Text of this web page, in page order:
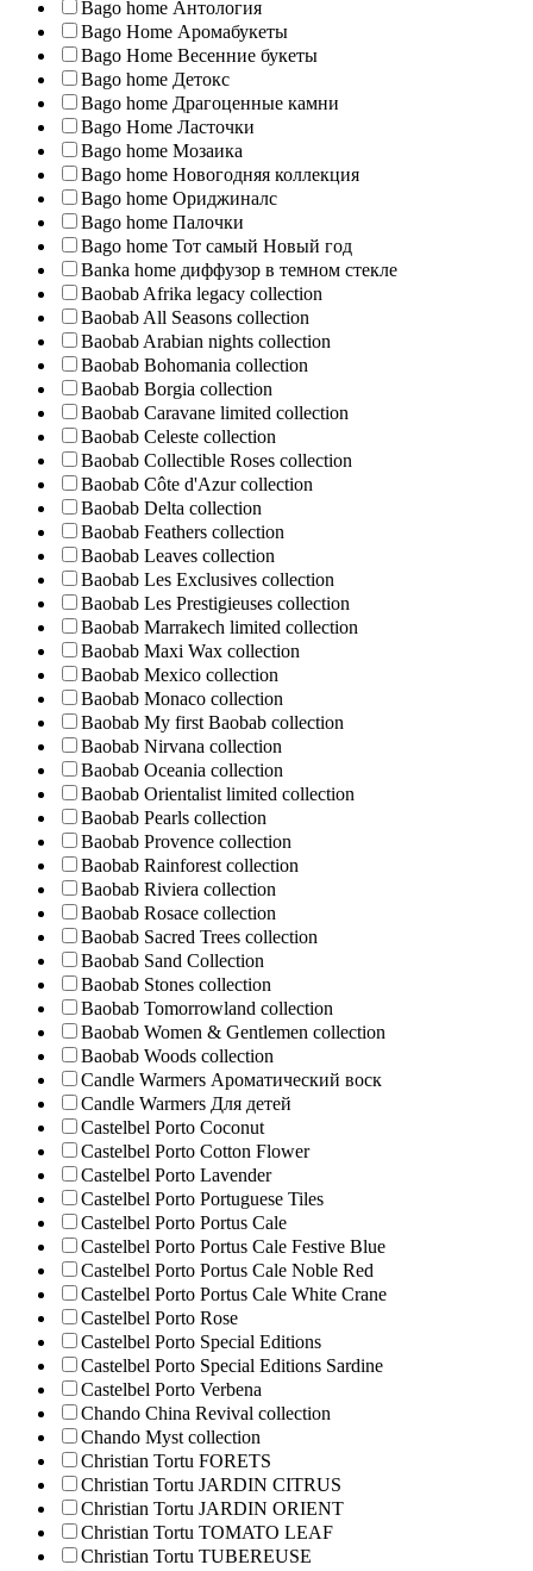
Bago home Антология
Bago Home Аромабукеты
Bago Home Весенние букеты
Bago home Детокс
Bago home Драгоценные камни
Bago Home Ласточки
Bago home Мозаика
Bago home Новогодняя коллекция
Bago home Ориджиналс
Bago home Палочки
Bago home Тот самый Новый год
Banka home диффузор в темном стекле
Baobab Afrika legacy collection
Baobab All Seasons collection
Baobab Arabian nights collection
Baobab Bohomania collection
Baobab Borgia collection
Baobab Caravane limited collection
Baobab Celeste collection
Baobab Collectible Roses collection
Baobab Côte d'Azur collection
Baobab Delta collection
Baobab Feathers collection
Baobab Leaves collection
Baobab Les Exclusives collection
Baobab Les Prestigieuses collection
Baobab Marrakech limited collection
Baobab Maxi Wax collection
Baobab Mexico collection
Baobab Monaco collection
Baobab My first Baobab collection
Baobab Nirvana collection
Baobab Oceania collection
Baobab Orientalist limited collection
Baobab Pearls collection
Baobab Provence collection
Baobab Rainforest collection
Baobab Riviera collection
Baobab Rosace collection
Baobab Sacred Trees collection
Baobab Sand Collection
Baobab Stones collection
Baobab Tomorrowland collection
Baobab Women & Gentlemen collection
Baobab Woods collection
Candle Warmers Ароматический воск
Candle Warmers Для детей
Castelbel Porto Coconut
Castelbel Porto Cotton Flower
Castelbel Porto Lavender
Castelbel Porto Portuguese Tiles
Castelbel Porto Portus Cale
Castelbel Porto Portus Cale Festive Blue
Castelbel Porto Portus Cale Noble Red
Castelbel Porto Portus Cale White Crane
Castelbel Porto Rose
Castelbel Porto Special Editions
Castelbel Porto Special Editions Sardine
Castelbel Porto Verbena
Chando China Revival collection
Chando Myst collection
Christian Tortu FORETS
Christian Tortu JARDIN CITRUS
Christian Tortu JARDIN ORIENT
Christian Tortu TOMATO LEAF
Christian Tortu TUBEREUSE